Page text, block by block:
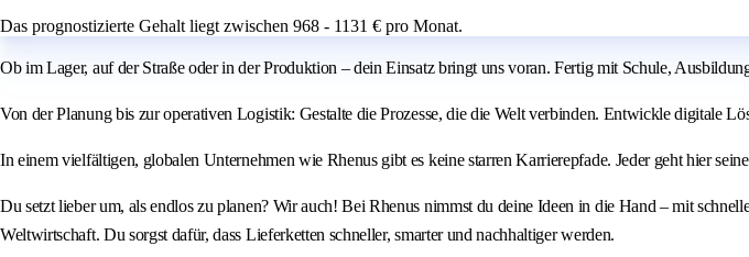
Das prognostizierte Gehalt liegt zwischen 968 - 1131 € pro Monat.
Ob im Lager, auf der Straße oder in der Produktion – dein Einsatz bringt uns voran. Fertig mit Schule,
Von der Planung bis zur operativen Logistik: Gestalte die Prozesse, die die Welt verbinden. Entwickle digitale
In einem vielfältigen, globalen Unternehmen wie Rhenus gibt es keine starren Karrierepfade. Jeder geht hier
Du setzt lieber um, als endlos zu planen? Wir auch! Bei Rhenus nimmst du deine Ideen in die Hand – mit
Weltwirtschaft. Du sorgst dafür, dass Lieferketten schneller, smarter und nachhaltiger werden.